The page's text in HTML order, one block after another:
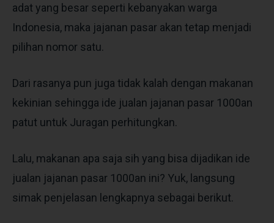
adat yang besar seperti kebanyakan warga
Indonesia, maka jajanan pasar akan tetap menjadi
pilihan nomor satu.
Dari rasanya pun juga tidak kalah dengan makanan
kekinian sehingga ide jualan jajanan pasar 1000an
patut untuk Juragan perhitungkan.
Lalu, makanan apa saja sih yang bisa dijadikan ide
jualan jajanan pasar 1000an ini? Yuk, langsung
simak penjelasan lengkapnya sebagai berikut.